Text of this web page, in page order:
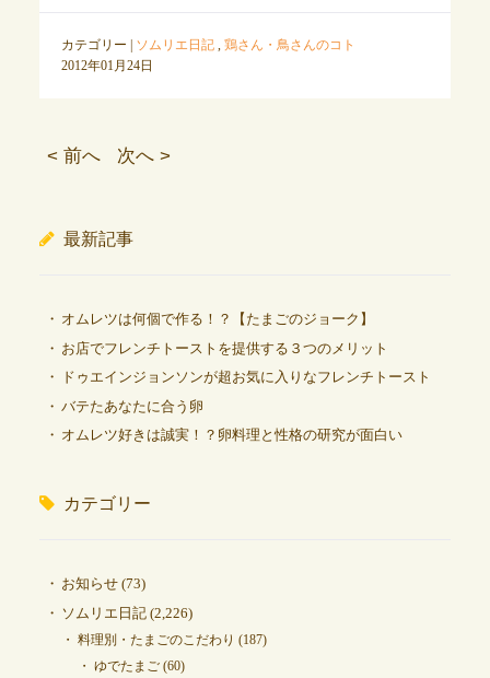
カテゴリー | ソムリエ日記, 鶏さん・鳥さんのコト
2012年01月24日
< 前へ 次へ >
最新記事
オムレツは何個で作る！？【たまごのジョーク】
お店でフレンチトーストを提供する３つのメリット
ドゥエインジョンソンが超お気に入りなフレンチトースト
バテたあなたに合う卵
オムレツ好きは誠実！？卵料理と性格の研究が面白い
カテゴリー
お知らせ(73)
ソムリエ日記(2,226)
料理別・たまごのこだわり (187)
ゆでたまご(60)